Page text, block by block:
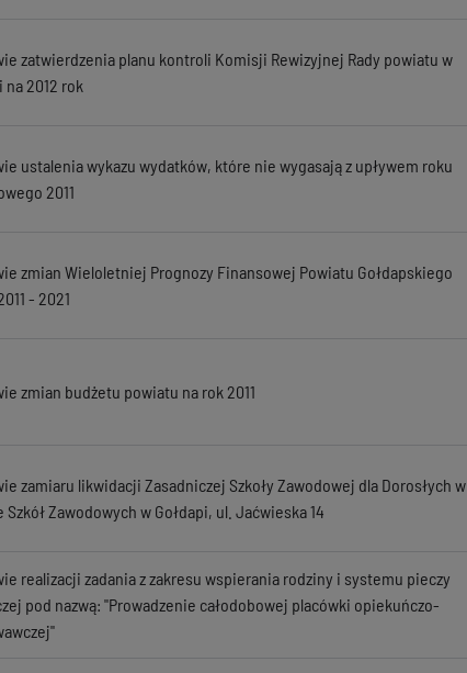
zatwierdzenia planu kontroli Komisji Rewizyjnej Rady powiatu w
na 2012 rok
ustalenia wykazu wydatków, które nie wygasają z upływem roku
2011
zmian Wieloletniej Prognozy Finansowej Powiatu Gołdapskiego
- 2021
zmian budżetu powiatu na rok 2011
zamiaru likwidacji Zasadniczej Szkoły Zawodowej dla Dorosłych w
Szkół Zawodowych w Gołdapi, ul. Jaćwieska 14
realizacji zadania z zakresu wspierania rodziny i systemu pieczy
pod nazwą: "Prowadzenie całodobowej placówki opiekuńczo-